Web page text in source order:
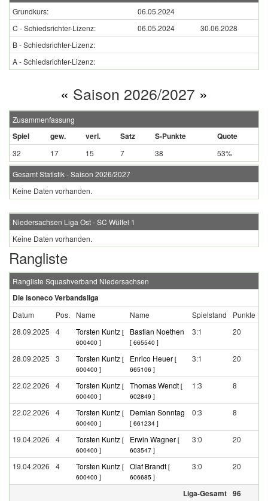
Grundkurs:
06.05.2024
C - Schiedsrichter-Lizenz:
06.05.2024
30.06.2028
B - Schiedsrichter-Lizenz:
A - Schiedsrichter-Lizenz:
« Saison 2026/2027 »
Zusammenfassung
Spiel gew. verl. Satz S-Punkte Quote
32 17 15 7 38 53%
Gesamt Statistik - Saison 2026/2027
Keine Daten vorhanden.
Niedersachsen Liga Ost - SC Wülfel 1
Keine Daten vorhanden.
Rangliste
Rangliste Squashverband Niedersachsen
Die isoneco Verbandsliga
Datum Pos. Name Name Spielstand
Punkte
28.09.2025
4 Torsten Kuntz [
600400 ]
Bastian Noethen
[ 665540 ]
3:1 20
28.09.2025 3 Torsten Kuntz [
600400 ]
Enrico Heuer [
665106 ]
3:1 20
22.02.2026 4 Torsten Kuntz [
600400 ]
Thomas Wendt [
602849 ]
1:3 8
22.02.2026 4 Torsten Kuntz [
600400 ]
Demian Sonntag
[ 661234 ]
0:3 8
19.04.2026 4 Torsten Kuntz [
600400 ]
Erwin Wagner [
603547 ]
3:0 20
19.04.2026 4 Torsten Kuntz [
600400 ]
Olaf Brandt [
606685 ]
3:0 20
Liga-Gesamt 96